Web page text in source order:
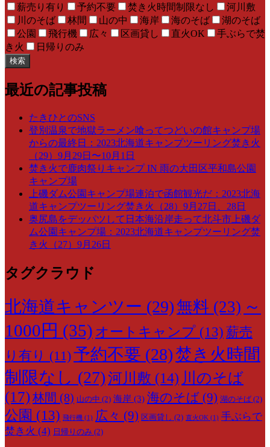
薪売り有り
予約不要 焚き火時間制限なし
河川敷
川のそば
林間 山の中 海岸 海のそば
湖のそば
公園
飛行機 広々 区画貸し 直火OK
手ぶらで焚
き火
日帰りのみ
検索
最近の記事投稿
たきひとのSNS
登別温泉で地獄ラーメン喰ってつどいの館キャンプ場
からの最終日：2023北海道キャンプツーリング焚き火
（29）9月29日〜10月1日
焚き火で鹿肉祭りキャンプ IN 雨の大田区平和島公園
キャンプ場
上磯ダム公園キャンプ場連泊で函館観光だ：2023北海
道キャンプツーリング焚き火（28）9月27日、28日
奥尻島をデッパツして日本海沿岸走って北斗市上磯ダ
ム公園キャンプ場：2023北海道キャンプツーリング焚
き火（27）9月26日
タグクラウド
北海道キャンツー (29)無料 (23) ～
1000円 (35) オートキャンプ (13) 薪売
り有り (11)予約不要 (28)焚き火時間
制限なし (27)河川敷 (14) 川のそば
(17)林間 (8) 山の中 (2) 海岸 (3) 海のそば (9) 湖のそば (2)
公園 (13) 飛行機 (1) 広々 (9) 区画貸し (2) 直火OK (1) 手ぶらで
焚き火 (4) 日帰りのみ (2)